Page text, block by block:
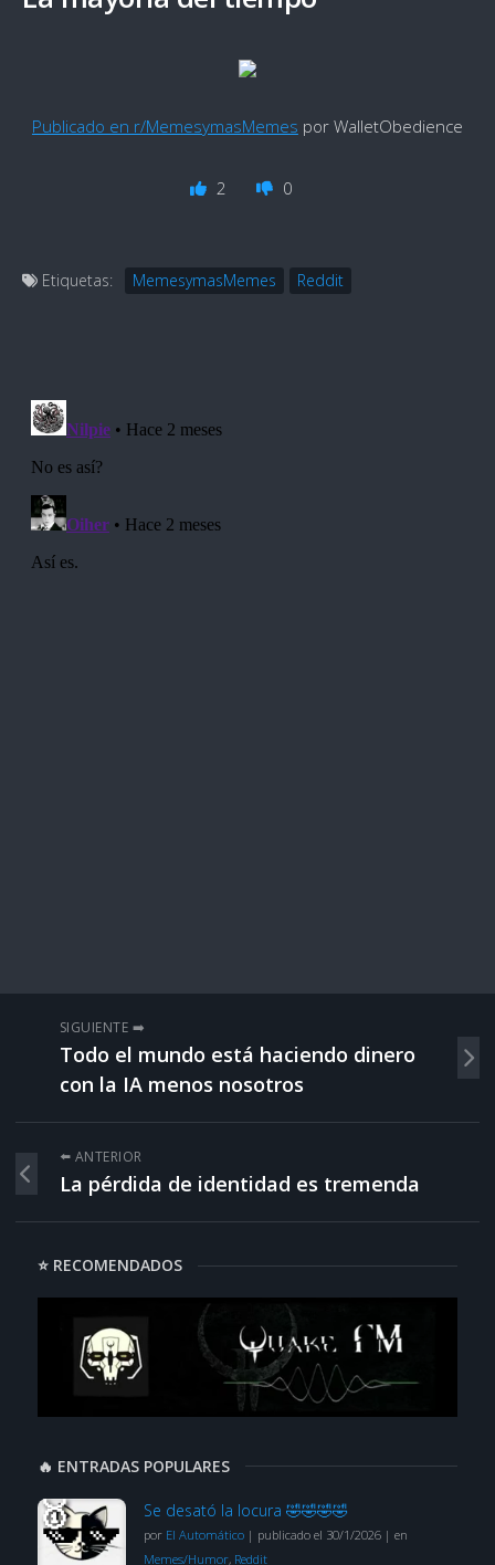
Publicado en r/MemesymasMemes por WalletObedience
2 0
Etiquetas: MemesymasMemes Reddit
SIGUIENTE ➡️
Todo el mundo está haciendo dinero
con la IA menos nosotros
⬅️ ANTERIOR
La pérdida de identidad es tremenda
⭐ RECOMENDADOS
🔥 ENTRADAS POPULARES
Se desató la locura 🤣🤣🤣🤣
por El Automático| publicado el 30/1/2026| en
Memes/Humor, Reddit